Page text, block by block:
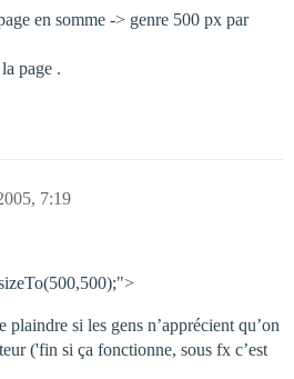
en somme -> genre 500 px par
page .
7:19
plaindre si les gens n’apprécient qu’on
('fin si ça fonctionne, sous fx c’est